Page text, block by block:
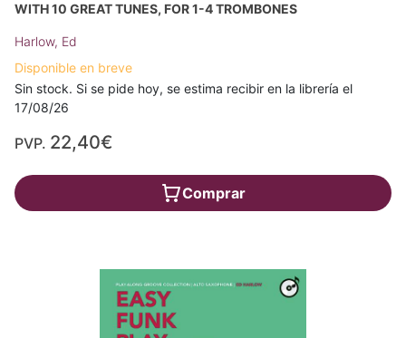
WITH 10 GREAT TUNES, FOR 1-4 TROMBONES
Harlow, Ed
Disponible en breve
Sin stock. Si se pide hoy, se estima recibir en la librería el
17/08/26
PVP. 22,40€
Comprar